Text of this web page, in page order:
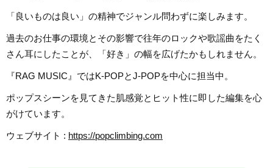
「良いものは良い」の精神でジャンル問わずに楽しみます。
過去のお仕事の環境とその影響で往年のロックや歌謡曲をたく
さん耳にしたことが、「好き」の幅を広げたかもしれません。
『RAG MUSIC』ではK-POPとJ-POPを中心に担当中。
ポップスシーンを見てきた肌感覚とヒット性に即した編集を心
がけています。
ウェブサイト : https://popclimbing.com